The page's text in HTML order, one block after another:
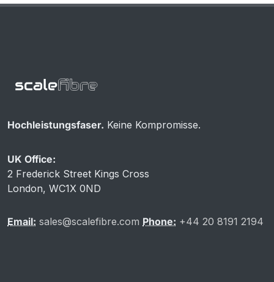
Hochleistungsfaser. Keine Kompromisse.
UK Office:
2 Frederick Street Kings Cross
London, WC1X 0ND
Email: sales@scalefibre.com Phone: +44 20 8191 2194